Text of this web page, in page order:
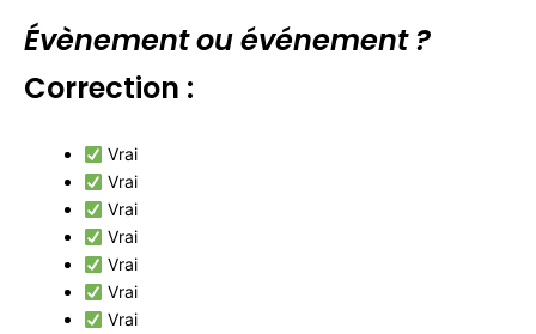
Évènement ou événement ?
Correction :
Vrai
Vrai
Vrai
Vrai
Vrai
Vrai
Vrai